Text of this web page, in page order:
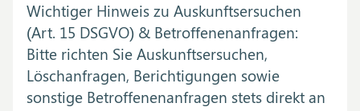
Wichtiger Hinweis zu Auskunftsersuchen
(Art. 15 DSGVO) & Betroffenenanfragen:
Bitte richten Sie Auskunftsersuchen,
Löschanfragen, Berichtigungen sowie
sonstige Betroffenenanfragen stets direkt an